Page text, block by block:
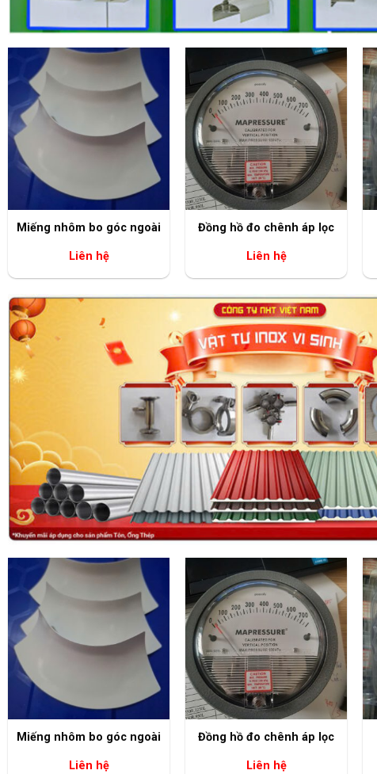
Miếng nhôm bo góc ngoài
Liên hệ
+
Đồng hồ đo chênh áp lọc
Liên hệ
Miếng nhôm bo góc ngoài
Liên hệ
+
Đồng hồ đo chênh áp lọc
Liên hệ